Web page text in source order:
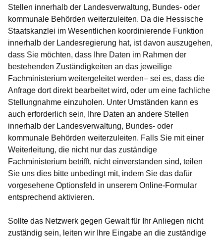
Stellen innerhalb der Landesverwaltung, Bundes- oder
kommunale Behörden weiterzuleiten. Da die Hessische
Staatskanzlei im Wesentlichen koordinierende Funktion
innerhalb der Landesregierung hat, ist davon auszugehen,
dass Sie möchten, dass Ihre Daten im Rahmen der
bestehenden Zuständigkeiten an das jeweilige
Fachministerium weitergeleitet werden– sei es, dass die
Anfrage dort direkt bearbeitet wird, oder um eine fachliche
Stellungnahme einzuholen. Unter Umständen kann es
auch erforderlich sein, Ihre Daten an andere Stellen
innerhalb der Landesverwaltung, Bundes- oder
kommunale Behörden weiterzuleiten. Falls Sie mit einer
Weiterleitung, die nicht nur das zuständige
Fachministerium betrifft, nicht einverstanden sind, teilen
Sie uns dies bitte unbedingt mit, indem Sie das dafür
vorgesehene Optionsfeld in unserem Online-Formular
entsprechend aktivieren.
Sollte das Netzwerk gegen Gewalt für Ihr Anliegen nicht
zuständig sein, leiten wir Ihre Eingabe an die zuständige